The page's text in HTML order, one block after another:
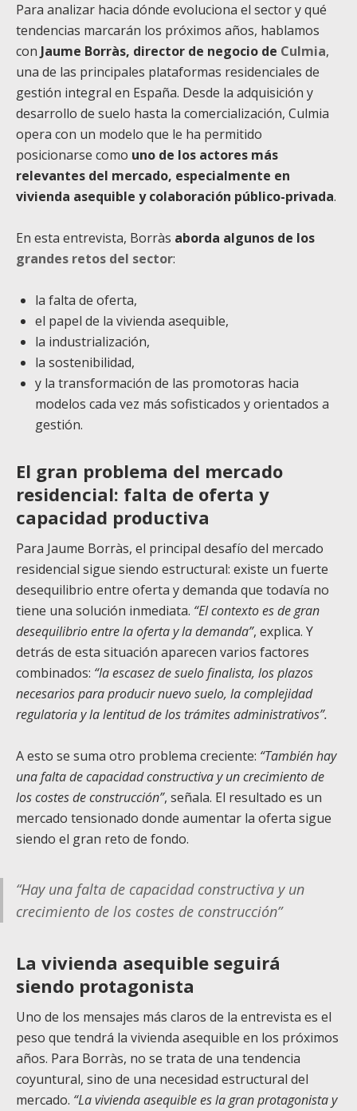
Para analizar hacia dónde evoluciona el sector y qué
tendencias marcarán los próximos años, hablamos
con Jaume Borràs, director de negocio de Culmia,
una de las principales plataformas residenciales de
gestión integral en España. Desde la adquisición y
desarrollo de suelo hasta la comercialización, Culmia
opera con un modelo que le ha permitido
posicionarse como uno de los actores más
relevantes del mercado, especialmente en
vivienda asequible y colaboración público-privada.
En esta entrevista, Borràs aborda algunos de los
grandes retos del sector:
la falta de oferta,
el papel de la vivienda asequible,
la industrialización,
la sostenibilidad,
y la transformación de las promotoras hacia
modelos cada vez más sofisticados y orientados a
gestión.
El gran problema del mercado
residencial: falta de oferta y
capacidad productiva
Para Jaume Borràs, el principal desafío del mercado
residencial sigue siendo estructural: existe un fuerte
desequilibrio entre oferta y demanda que todavía no
tiene una solución inmediata. “El contexto es de gran
desequilibrio entre la oferta y la demanda”, explica. Y
detrás de esta situación aparecen varios factores
combinados: “la escasez de suelo finalista, los plazos
necesarios para producir nuevo suelo, la complejidad
regulatoria y la lentitud de los trámites administrativos”.
A esto se suma otro problema creciente: “También hay
una falta de capacidad constructiva y un crecimiento de
los costes de construcción”, señala. El resultado es un
mercado tensionado donde aumentar la oferta sigue
siendo el gran reto de fondo.
“Hay una falta de capacidad constructiva y un
crecimiento de los costes de construcción”
La vivienda asequible seguirá
siendo protagonista
Uno de los mensajes más claros de la entrevista es el
peso que tendrá la vivienda asequible en los próximos
años. Para Borràs, no se trata de una tendencia
coyuntural, sino de una necesidad estructural del
mercado. “La vivienda asequible es la gran protagonista y